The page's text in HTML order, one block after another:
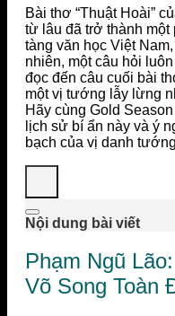
Bài thơ “Thuật Hoài”
từ lâu đã trở thành một
tàng văn học Việt
nhiên, một câu hỏi
đọc đến câu cuối bài
một vị tướng lẫy lừng
Hãy cùng Gold
lịch sử bí ẩn này và ý
bạch của vị danh
Nội dung bài viết
Phạm Ngũ
Võ Song Toàn